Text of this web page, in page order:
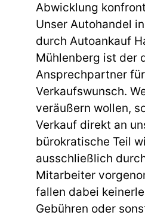
Abwicklung
Unser Autohandel
durch Autoankauf
Mühlenberg ist der
Ansprechpartner
Verkaufswunsch.
veräußern wollen,
Verkauf direkt an
bürokratische Teil
ausschließlich
Mitarbeiter
fallen dabei
Gebühren oder